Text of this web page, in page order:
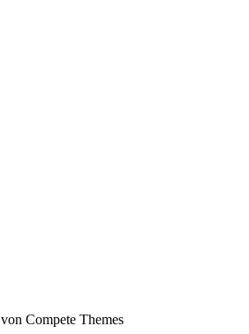
von Compete Themes